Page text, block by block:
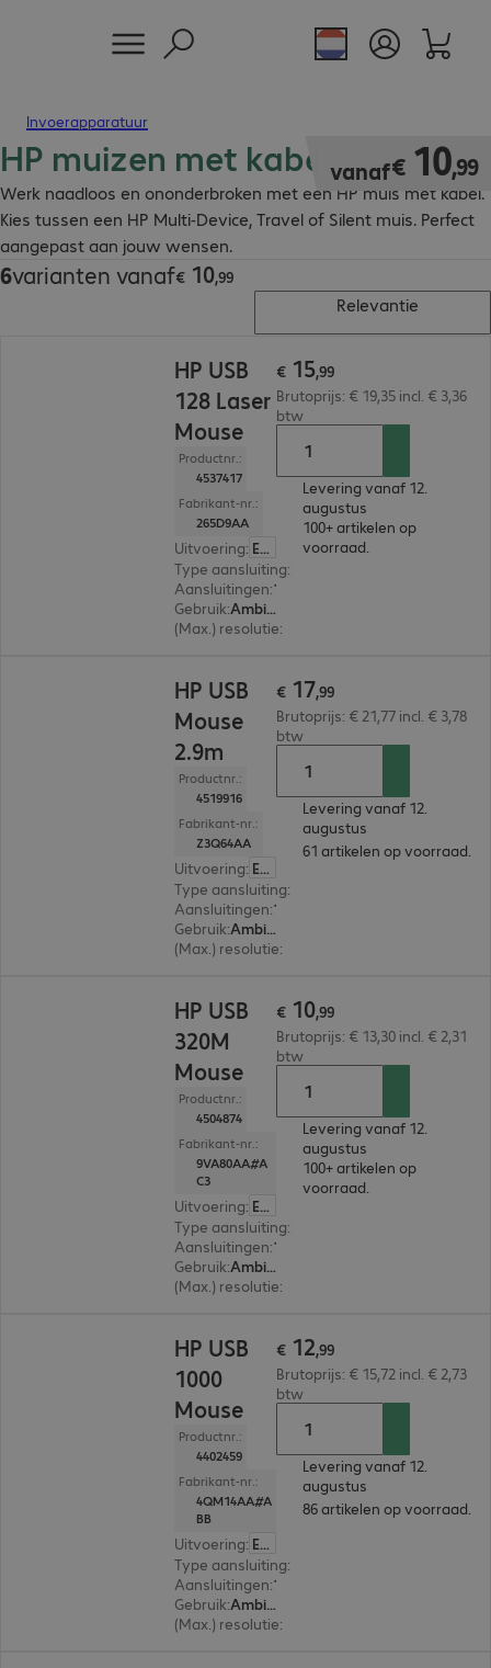
Invoerapparatuur
HP muizen met kabel
Werk naadloos en ononderbroken met een HP muis met kabel.
Kies tussen een HP Multi-Device, Travel of Silent muis. Perfect
aangepast aan jouw wensen.
vanaf€ 10,99
€ 10,99
6varianten vanaf€ 10,99
€ 10,99
Relevantie
HP USB
128 Laser
Mouse
Productnr.:
4537417
Fabrikant-nr.:
265D9AA
Uitvoering: Europa
Type aansluiting:
Aansluitingen:
Gebruik:
Ambidextrous
(Max.) resolutie:
€ 15,99
Brutoprijs: € 19,35 incl. € 3,36
btw
Levering vanaf 12.
augustus
100+ artikelen op
voorraad.
HP USB
Mouse
2.9m
Productnr.:
4519916
Fabrikant-nr.:
Z3Q64AA
Uitvoering: Europa
Type aansluiting:
Aansluitingen:
Gebruik:
Ambidextrous
(Max.) resolutie:
€ 17,99
Brutoprijs: € 21,77 incl. € 3,78
btw
Levering vanaf 12.
augustus
61 artikelen op voorraad.
HP USB
320M
Mouse
Productnr.:
4504874
Fabrikant-nr.:
9VA80AA#A
C3
Uitvoering: Europa
Type aansluiting:
Aansluitingen:
Gebruik:
Ambidextrous
(Max.) resolutie:
€ 10,99
Brutoprijs: € 13,30 incl. € 2,31
btw
Levering vanaf 12.
augustus
100+ artikelen op
voorraad.
HP USB
1000
Mouse
Productnr.:
4402459
Fabrikant-nr.:
4QM14AA#A
BB
Uitvoering: Europa
Type aansluiting:
Aansluitingen:
Gebruik:
Ambidextrous
(Max.) resolutie:
€ 12,99
Brutoprijs: € 15,72 incl. € 2,73
btw
Levering vanaf 12.
augustus
86 artikelen op voorraad.